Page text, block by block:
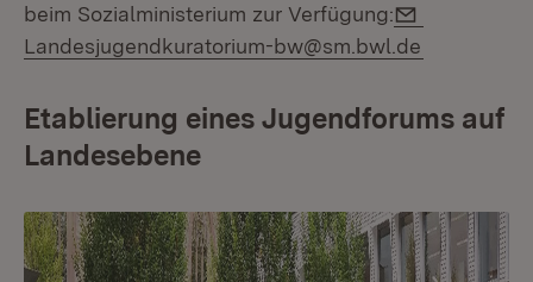
beim Sozialministerium zur Verfügung:
Landesjugendkuratorium-bw@sm.bwl.de
Etablierung eines Jugendforums auf
Landesebene